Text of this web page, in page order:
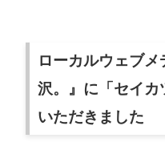
ローカルウェブ
沢。』に「セイカ
いただきました